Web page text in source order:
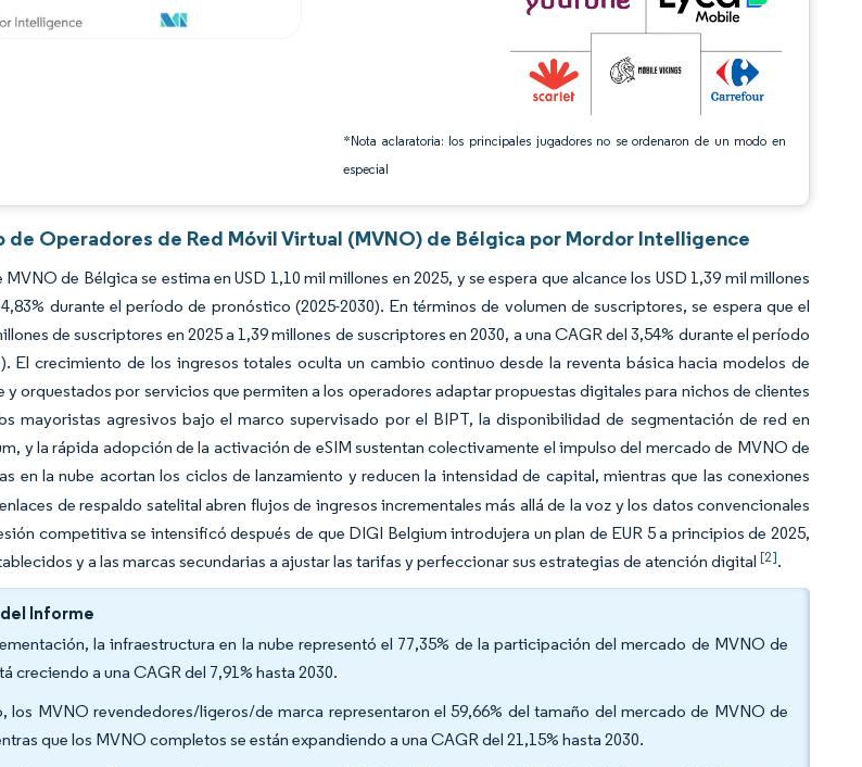
*Nota aclaratoria: los principales jugadores no se ordenaron de un modo en
especial
de Operadores de Red Móvil Virtual (MVNO) de Bélgica por Mordor Intelligence
de Bélgica se estima en USD 1,10 mil millones en 2025, y se espera que alcance los USD 1,39 mil millones
durante el período de pronóstico (2025-2030). En términos de volumen de suscriptores, se espera que el
de suscriptores en 2025 a 1,39 millones de suscriptores en 2030, a una CAGR del 3,54% durante el período
El crecimiento de los ingresos totales oculta un cambio continuo desde la reventa básica hacia modelos de
y orquestados por servicios que permiten a los operadores adaptar propuestas digitales para nichos de clientes
mayoristas agresivos bajo el marco supervisado por el BIPT, la disponibilidad de segmentación de red en
y la rápida adopción de la activación de eSIM sustentan colectivamente el impulso del mercado de MVNO de
en la nube acortan los ciclos de lanzamiento y reducen la intensidad de capital, mientras que las conexiones
de respaldo satelital abren flujos de ingresos incrementales más allá de la voz y los datos convencionales
competitiva se intensificó después de que DIGI Belgium introdujera un plan de EUR 5 a principios de 2025,
y a las marcas secundarias a ajustar las tarifas y perfeccionar sus estrategias de atención digital[2].
Informe
la infraestructura en la nube representó el 77,35% de la participación del mercado de MVNO de
creciendo a una CAGR del 7,91% hasta 2030.
los MVNO revendedores/ligeros/de marca representaron el 59,66% del tamaño del mercado de MVNO de
que los MVNO completos se están expandiendo a una CAGR del 21,15% hasta 2030.